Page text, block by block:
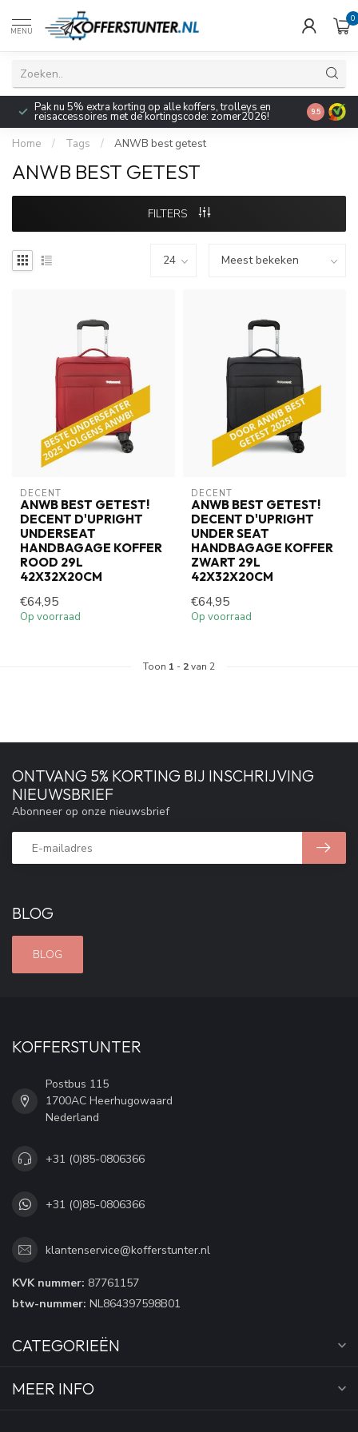
MENU
0
Pak nu 5% extra korting op alle koffers, trolleys en
reisaccessoires met de kortingscode: zomer2026! 9.5
Home / Tags / ANWB best getest
ANWB BEST GETEST
FILTERS
DECENT
ANWB BEST GETEST!
DECENT D'UPRIGHT
UNDERSEAT
HANDBAGAGE KOFFER
ROOD 29L
42X32X20CM
€64,95
Op voorraad
DECENT
ANWB BEST GETEST!
DECENT D'UPRIGHT
UNDER SEAT
HANDBAGAGE KOFFER
ZWART 29L
42X32X20CM
€64,95
Op voorraad
Toon 1 - 2van 2
BLOG
BLOG
ONTVANG 5% KORTING BIJ INSCHRIJVING
NIEUWSBRIEF
Abonneer op onze nieuwsbrief
KOFFERSTUNTER
Postbus 115
1700AC Heerhugowaard
Nederland
+31 (0)85-0806366
+31 (0)85-0806366
klantenservice@kofferstunter.nl
KVK nummer: 87761157
btw-nummer: NL864397598B01
CATEGORIEËN
MEER INFO